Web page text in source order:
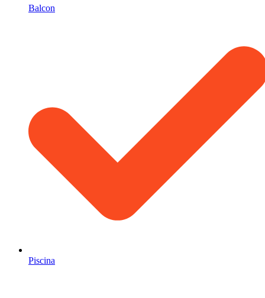
Balcon
Piscina